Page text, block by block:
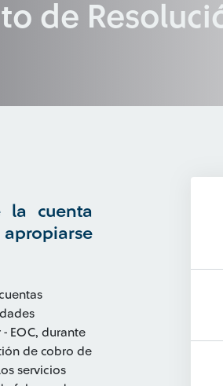
de
la cuenta
EOC, durante
de cobro de
servicios